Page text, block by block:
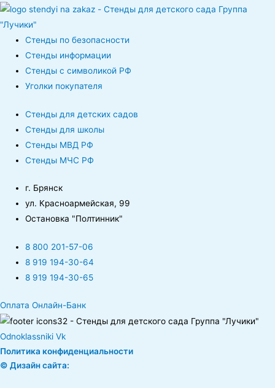
Стенды по безопасности
Стенды информации
Стенды с символикой РФ
Уголки покупателя
Стенды для детских садов
Стенды для школы
Стенды МВД РФ
Стенды МЧС РФ
г. Брянск
ул. Красноармейская, 99
Остановка "Полтинник"
8 800 201-57-06
8 919 194-30-64
8 919 194-30-65
Оплата Онлайн-Банк
Odnoklassniki Vk
Политика конфиденциальности
© Дизайн сайта: